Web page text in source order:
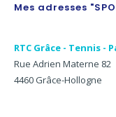
Mes adresses
RTC Grâce - Tennis -
Rue Adrien Materne 82
4460 Grâce-Hollogne